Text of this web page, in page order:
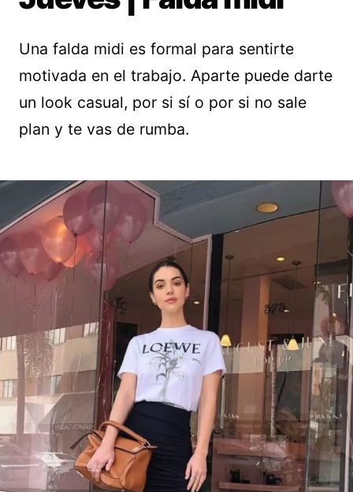
Una falda midi es formal para sentirte
motivada en el trabajo. Aparte puede darte
un look casual, por si sí o por si no sale
plan y te vas de rumba.